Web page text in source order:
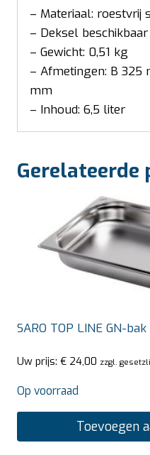
– Materiaal: roestvrij
– Deksel
– Gewicht: 0,51 kg
– Afmetingen: B 325
mm
– Inhoud: 6,5 liter
Gerelateerde
SARO TOP LINE GN-
Uw prijs: € 24,00 zzgl.
Op voorraad
Toevoegen